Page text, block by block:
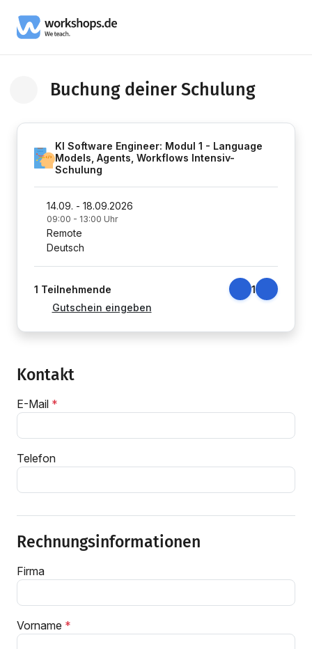
Zurück zur Schulung Informationsseite
Buchung deiner Schulung
Kontakt
E-Mail
Telefon
Rechnungsinformationen
Firma
Vorname
KI Software Engineer: Modul 1 - Language
Models, Agents, Workflows Intensiv-
Schulung
14.09. - 18.09.2026
09:00 - 13:00 Uhr
Remote
Deutsch
1 Teilnehmende
1
Gutschein eingeben